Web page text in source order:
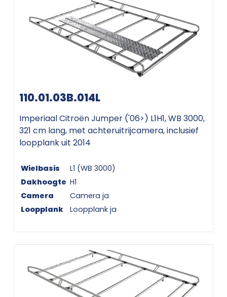
110.01.03B.014L
Imperiaal Citroën Jumper ('06>) L1H1, WB 3000,
321 cm lang, met achteruitrijcamera, inclusief
loopplank uit 2014
Wielbasis
L1 (WB 3000)
Dakhoogte H1
Camera
Camera ja
Loopplank
Loopplank ja